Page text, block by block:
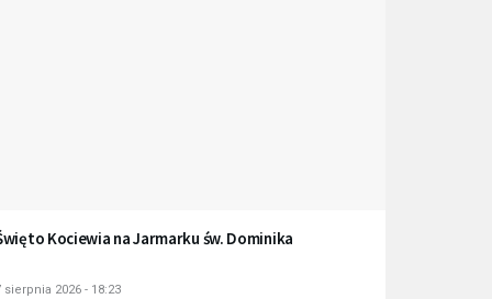
Kociewia na Jarmarku św. Dominika
sierpnia 2026 - 18:23